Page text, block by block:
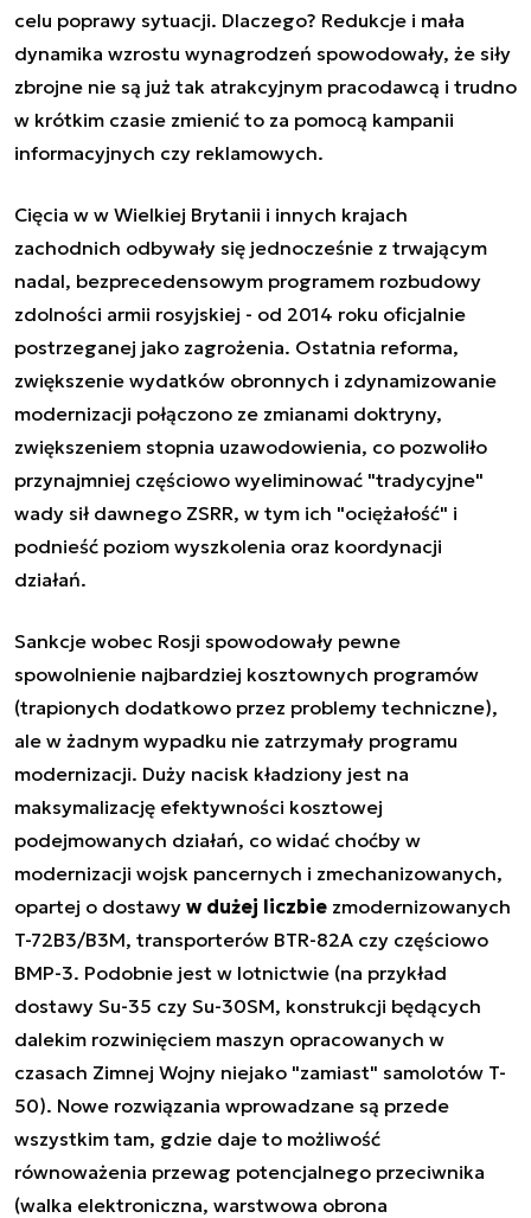
celu poprawy sytuacji. Dlaczego? Redukcje i mała
dynamika wzrostu wynagrodzeń spowodowały, że siły
zbrojne nie są już tak atrakcyjnym pracodawcą i trudno
w krótkim czasie zmienić to za pomocą kampanii
informacyjnych czy reklamowych.
Cięcia w w Wielkiej Brytanii i innych krajach
zachodnich odbywały się jednocześnie z trwającym
nadal, bezprecedensowym programem rozbudowy
zdolności armii rosyjskiej - od 2014 roku oficjalnie
postrzeganej jako zagrożenia. Ostatnia reforma,
zwiększenie wydatków obronnych i zdynamizowanie
modernizacji połączono ze zmianami doktryny,
zwiększeniem stopnia uzawodowienia, co pozwoliło
przynajmniej częściowo wyeliminować "tradycyjne"
wady sił dawnego ZSRR, w tym ich "ociężałość" i
podnieść poziom wyszkolenia oraz koordynacji
działań.
Sankcje wobec Rosji spowodowały pewne
spowolnienie najbardziej kosztownych programów
(trapionych dodatkowo przez problemy techniczne),
ale w żadnym wypadku nie zatrzymały programu
modernizacji. Duży nacisk kładziony jest na
maksymalizację efektywności kosztowej
podejmowanych działań, co widać choćby w
modernizacji wojsk pancernych i zmechanizowanych,
opartej o dostawy w dużej liczbie zmodernizowanych
T-72B3/B3M, transporterów BTR-82A czy częściowo
BMP-3. Podobnie jest w lotnictwie (na przykład
dostawy Su-35 czy Su-30SM, konstrukcji będących
dalekim rozwinięciem maszyn opracowanych w
czasach Zimnej Wojny niejako "zamiast" samolotów T-
50). Nowe rozwiązania wprowadzane są przede
wszystkim tam, gdzie daje to możliwość
równoważenia przewag potencjalnego przeciwnika
(walka elektroniczna, warstwowa obrona